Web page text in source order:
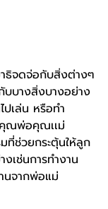
ธิจดจ่อกับสิ่งต่างๆ
บางสิ่งบางอย่าง
ปเล่น หรือทำ
คุณพ่อคุณเเม่
ที่ช่วยกระตุ้นให้ลูก
เช่นการทำงาน
นจากพ่อแม่